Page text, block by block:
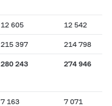
12 605 12 542
215 397 214 798
280 243 274 946
7 163 7 071